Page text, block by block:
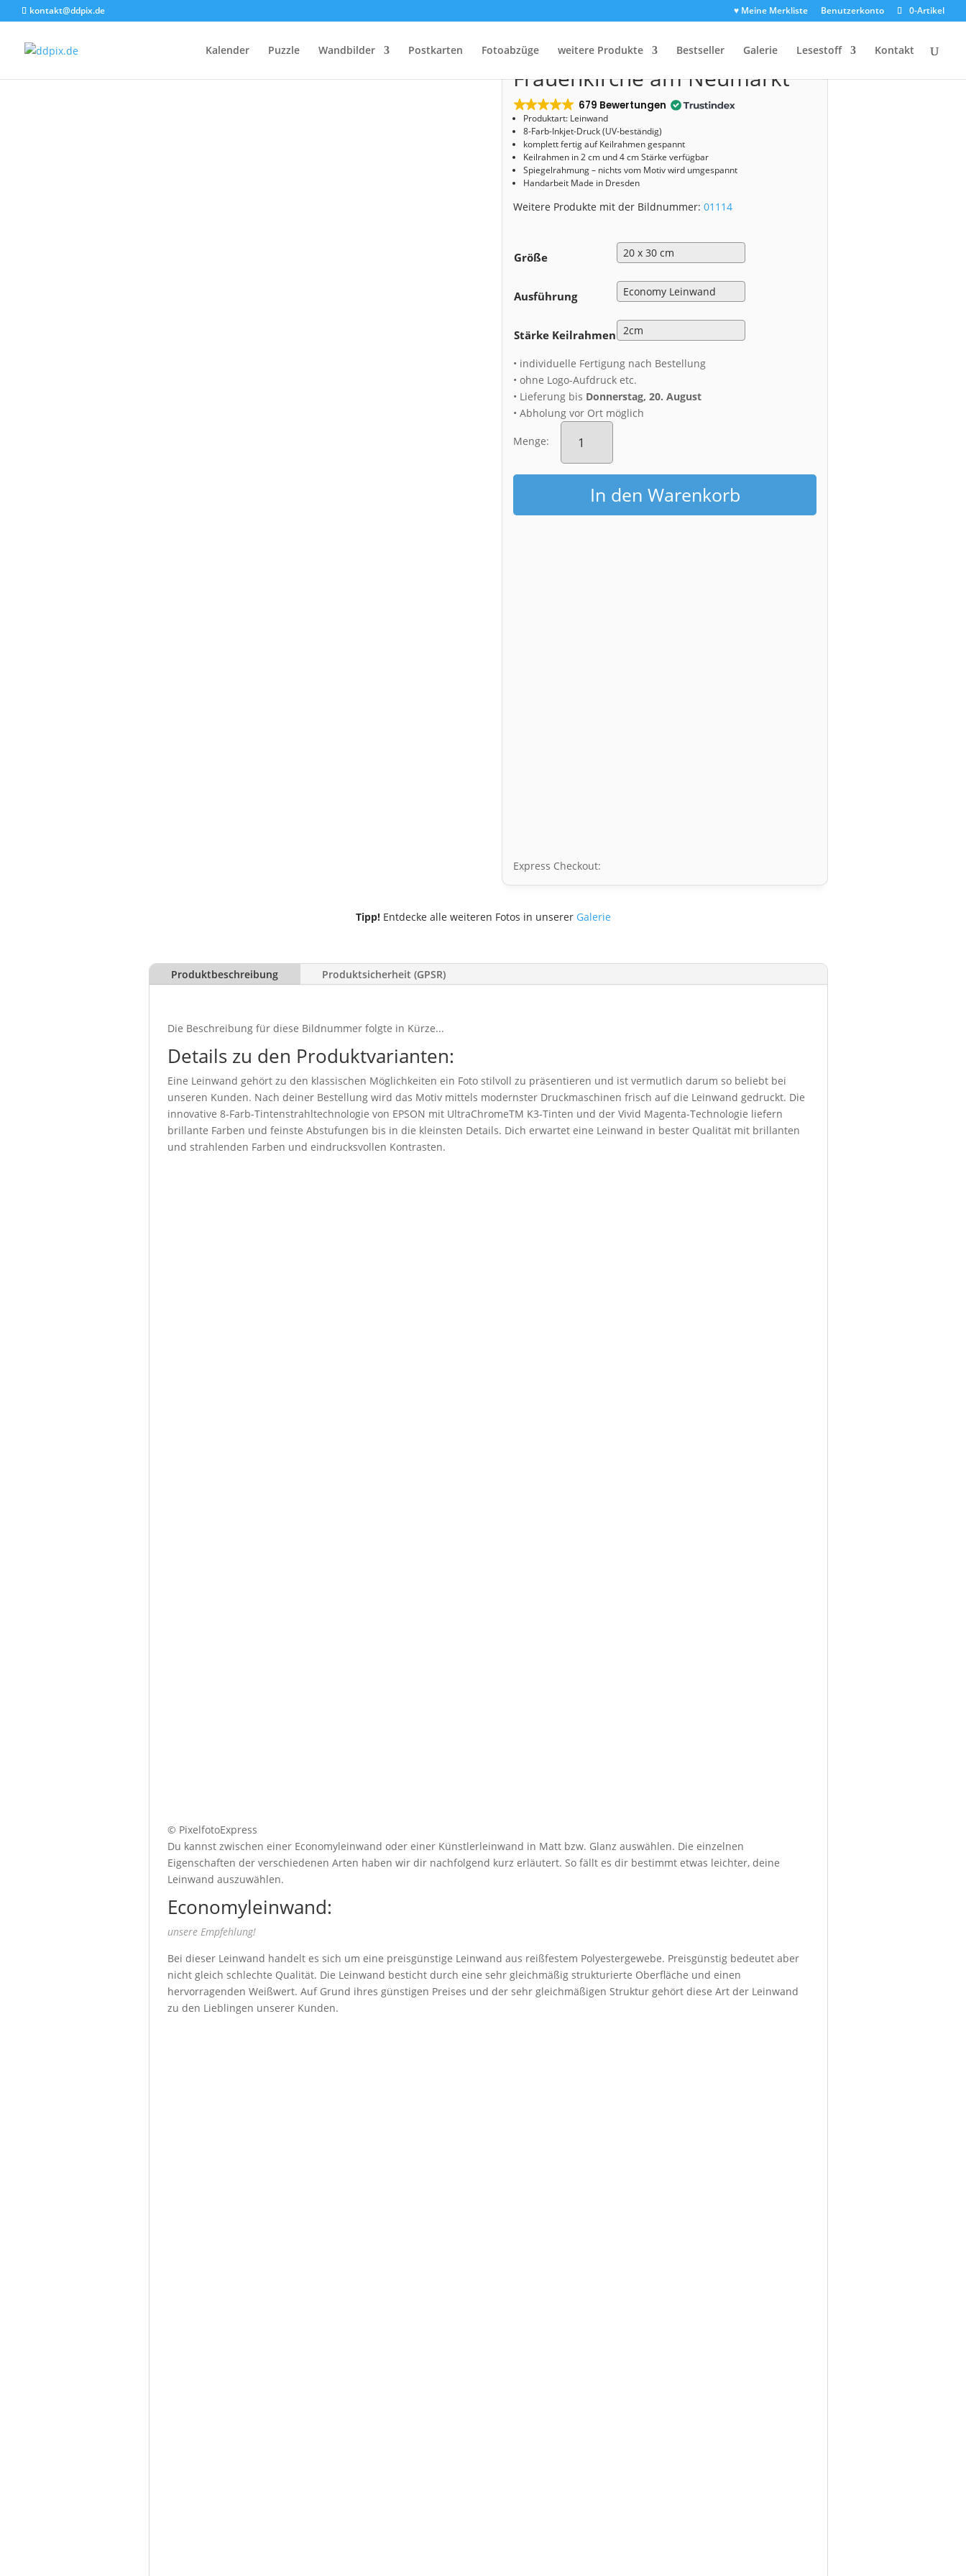
kontakt@ddpix.de ♥ Meine Merkliste Benutzerkonto 0-Artikel
Kalender Puzzle Wandbilder Postkarten Fotoabzüge weitere Produkte Bestseller Galerie Lesestoff Kontakt
Start/Shop/Leinwand/ Leinwand (01114) Frauenkirche am Neumarkt
Leinwand (01114)
Frauenkirche am Neumarkt
679 Bewertungen
Produktart: Leinwand
8-Farb-Inkjet-Druck (UV-beständig)
komplett fertig auf Keilrahmen gespannt
Keilrahmen in 2 cm und 4 cm Stärke verfügbar
Spiegelrahmung – nichts vom Motiv wird umgespannt
Handarbeit Made in Dresden
Weitere Produkte mit der Bildnummer:01114
Größe
Ausführung
Stärke Keilrahmen
• individuelle Fertigung nach Bestellung
• ohne Logo-Aufdruck etc.
• Lieferung bis Donnerstag, 20. August
• Abholung vor Ort möglich
Menge:
Leinwand
(01114)
am
Neumarkt
MengeIn den Warenkorb
Express Checkout:
Tipp!Entdecke alle weiteren Fotos in unserer Galerie
Produktbeschreibung Produktsicherheit (GPSR)
Die Beschreibung für diese Bildnummer folgte in Kürze...
Details zu den Produktvarianten:
Eine Leinwand gehört zu den klassischen Möglichkeiten ein Foto stilvoll zu präsentieren und ist vermutlich darum so beliebt bei
unseren Kunden. Nach deiner Bestellung wird das Motiv mittels modernster Druckmaschinen frisch auf die Leinwand gedruckt. Die
innovative 8-Farb-Tintenstrahltechnologie von EPSON mit UltraChromeTM K3-Tinten und der Vivid Magenta-Technologie liefern
brillante Farben und feinste Abstufungen bis in die kleinsten Details. Dich erwartet eine Leinwand in bester Qualität mit brillanten
und strahlenden Farben und eindrucksvollen Kontrasten.
© PixelfotoExpress
Du kannst zwischen einer Economyleinwand oder einer Künstlerleinwand in Matt bzw. Glanz auswählen. Die einzelnen
Eigenschaften der verschiedenen Arten haben wir dir nachfolgend kurz erläutert. So fällt es dir bestimmt etwas leichter, deine
Leinwand auszuwählen.
Economyleinwand:
unsere Empfehlung!
Bei dieser Leinwand handelt es sich um eine preisgünstige Leinwand aus reißfestem Polyestergewebe. Preisgünstig bedeutet aber
nicht gleich schlechte Qualität. Die Leinwand besticht durch eine sehr gleichmäßig strukturierte Oberfläche und einen
hervorragenden Weißwert. Auf Grund ihres günstigen Preises und der sehr gleichmäßigen Struktur gehört diese Art der Leinwand
zu den Lieblingen unserer Kunden.